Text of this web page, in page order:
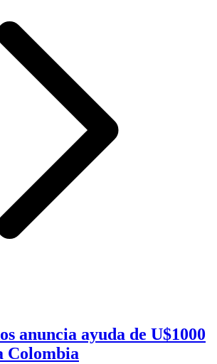
anuncia ayuda de U$1000
Colombia